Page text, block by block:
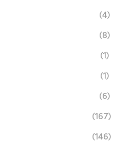
(4)
(8)
(1)
(1)
(6)
(167)
(146)